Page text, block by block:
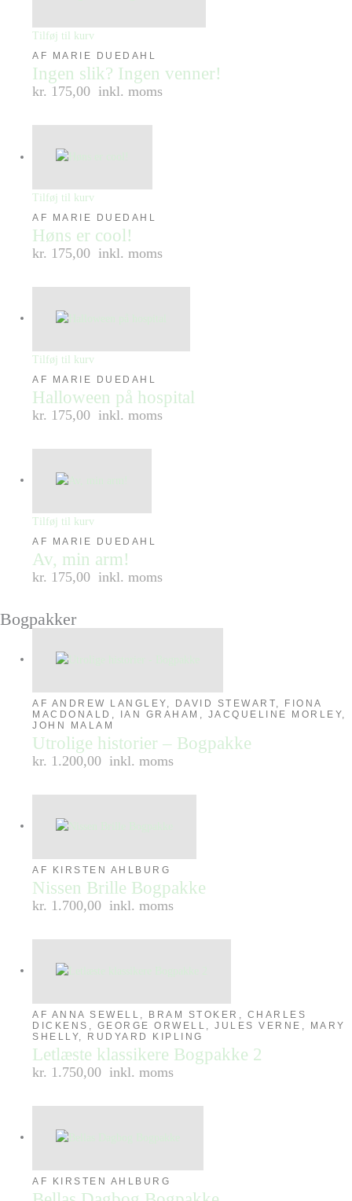
Tilføj til kurv
AF MARIE DUEDAHL
Ingen slik? Ingen venner!
kr. 175,00 inkl. moms
Tilføj til kurv
AF MARIE DUEDAHL
Høns er cool!
kr. 175,00 inkl. moms
Tilføj til kurv
AF MARIE DUEDAHL
Halloween på hospital
kr. 175,00 inkl. moms
Tilføj til kurv
AF MARIE DUEDAHL
Av, min arm!
kr. 175,00 inkl. moms
Bogpakker
AF ANDREW LANGLEY, DAVID STEWART, FIONA
MACDONALD, IAN GRAHAM, JACQUELINE MORLEY,
JOHN MALAM
Utrolige historier – Bogpakke
kr. 1.200,00 inkl. moms
AF KIRSTEN AHLBURG
Nissen Brille Bogpakke
kr. 1.700,00 inkl. moms
AF ANNA SEWELL, BRAM STOKER, CHARLES
DICKENS, GEORGE ORWELL, JULES VERNE, MARY
SHELLY, RUDYARD KIPLING
Letlæste klassikere Bogpakke 2
kr. 1.750,00 inkl. moms
AF KIRSTEN AHLBURG